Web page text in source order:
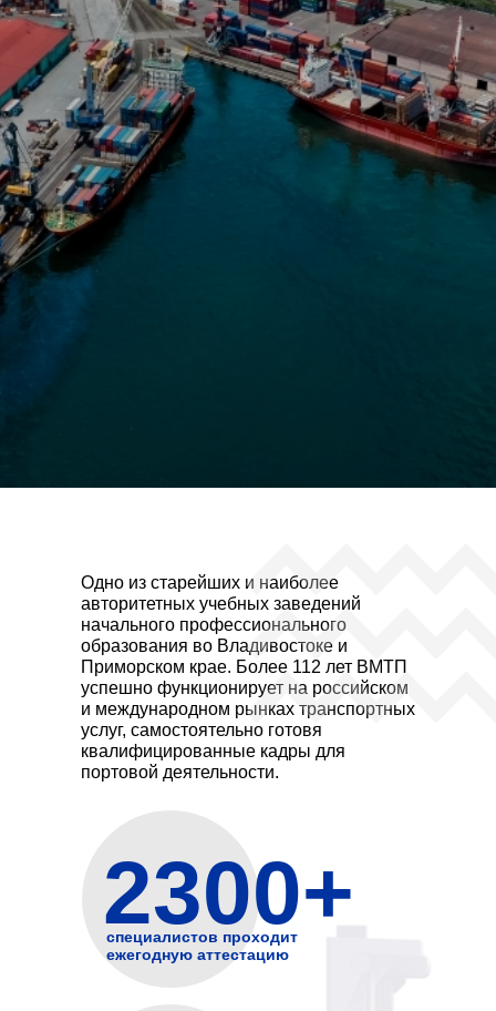
Одно из старейших и наиболее
авторитетных учебных заведений
начального профессионального
образования во Владивостоке и
Приморском крае. Более 112 лет ВМТП
успешно функционирует на российском
и международном рынках транспортных
услуг, самостоятельно готовя
квалифицированные кадры для
портовой деятельности.
специалистов проходит
ежегодную аттестацию
2300+